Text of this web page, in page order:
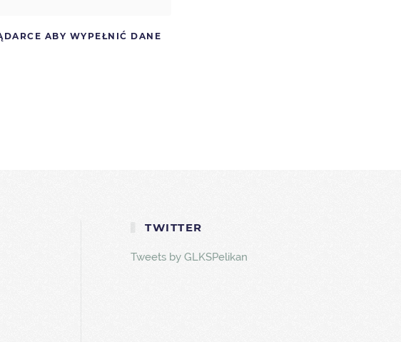
ABY WYPEŁNIĆ DANE
TWITTER
Tweets by GLKSPelikan